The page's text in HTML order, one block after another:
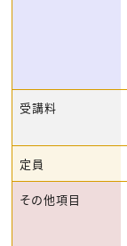
受講料
定員
その他項目